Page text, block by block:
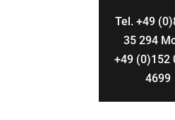
Tel. +49
35 294
+49 (0)152
4699